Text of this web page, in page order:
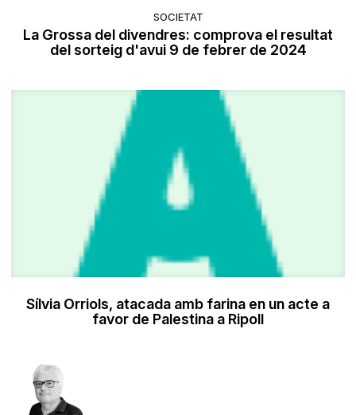
SOCIETAT
La Grossa del divendres: comprova el resultat
del sorteig d'avui 9 de febrer de 2024
Sílvia Orriols, atacada amb farina en un acte a
favor de Palestina a Ripoll